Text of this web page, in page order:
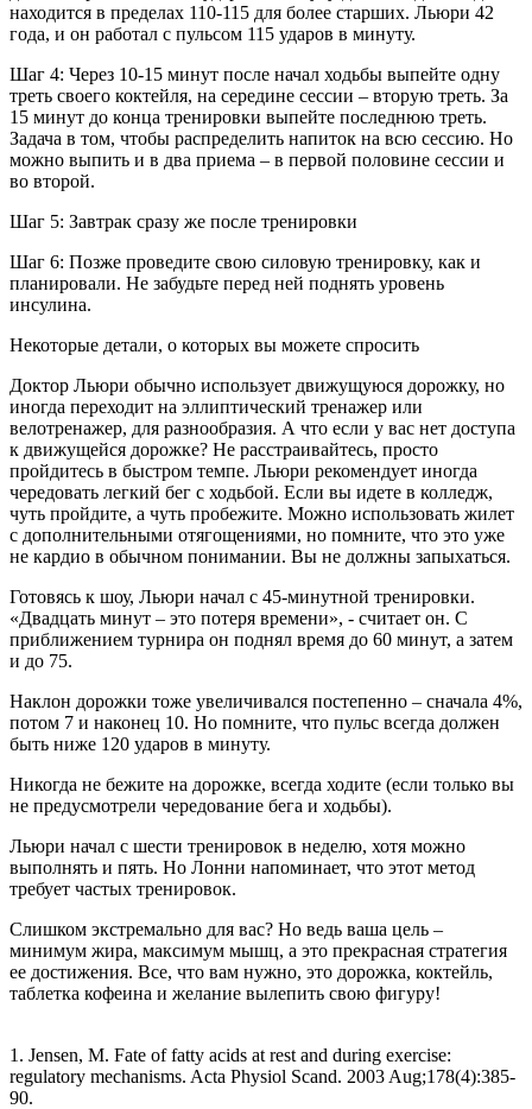
находится в пределах 110-115 для более старших. Льюри 42
года, и он работал с пульсом 115 ударов в минуту.
Шаг 4: Через 10-15 минут после начал ходьбы выпейте одну
треть своего коктейля, на середине сессии – вторую треть. За
15 минут до конца тренировки выпейте последнюю треть.
Задача в том, чтобы распределить напиток на всю сессию. Но
можно выпить и в два приема – в первой половине сессии и
во второй.
Шаг 5: Завтрак сразу же после тренировки
Шаг 6: Позже проведите свою силовую тренировку, как и
планировали. Не забудьте перед ней поднять уровень
инсулина.
Некоторые детали, о которых вы можете спросить
Доктор Льюри обычно использует движущуюся дорожку, но
иногда переходит на эллиптический тренажер или
велотренажер, для разнообразия. А что если у вас нет доступа
к движущейся дорожке? Не расстраивайтесь, просто
пройдитесь в быстром темпе. Льюри рекомендует иногда
чередовать легкий бег с ходьбой. Если вы идете в колледж,
чуть пройдите, а чуть пробежите. Можно использовать жилет
с дополнительными отягощениями, но помните, что это уже
не кардио в обычном понимании. Вы не должны запыхаться.
Готовясь к шоу, Льюри начал с 45-минутной тренировки.
«Двадцать минут – это потеря времени», - считает он. С
приближением турнира он поднял время до 60 минут, а затем
и до 75.
Наклон дорожки тоже увеличивался постепенно – сначала 4%,
потом 7 и наконец 10. Но помните, что пульс всегда должен
быть ниже 120 ударов в минуту.
Никогда не бежите на дорожке, всегда ходите (если только вы
не предусмотрели чередование бега и ходьбы).
Льюри начал с шести тренировок в неделю, хотя можно
выполнять и пять. Но Лонни напоминает, что этот метод
требует частых тренировок.
Слишком экстремально для вас? Но ведь ваша цель –
минимум жира, максимум мышц, а это прекрасная стратегия
ее достижения. Все, что вам нужно, это дорожка, коктейль,
таблетка кофеина и желание вылепить свою фигуру!
1. Jensen, M. Fate of fatty acids at rest and during exercise:
regulatory mechanisms. Acta Physiol Scand. 2003 Aug;178(4):385-
90.